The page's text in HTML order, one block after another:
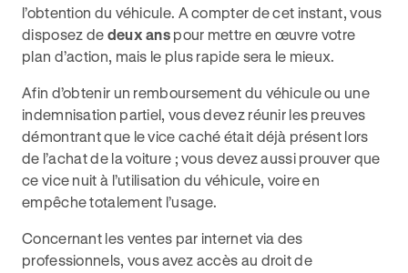
l’obtention du véhicule. A compter de cet instant, vous
disposez de deux ans pour mettre en œuvre votre
plan d’action, mais le plus rapide sera le mieux.
Afin d’obtenir un remboursement du véhicule ou une
indemnisation partiel, vous devez réunir les preuves
démontrant que le vice caché était déjà présent lors
de l’achat de la voiture ; vous devez aussi prouver que
ce vice nuit à l’utilisation du véhicule, voire en
empêche totalement l’usage.
Concernant les ventes par internet via des
professionnels, vous avez accès au droit de